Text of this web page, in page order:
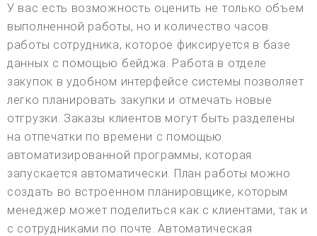
У вас есть возможность оценить не только объем
выполненной работы, но и количество часов
работы сотрудника, которое фиксируется в базе
данных с помощью бейджа. Работа в отделе
закупок в удобном интерфейсе системы позволяет
легко планировать закупки и отмечать новые
отгрузки. Заказы клиентов могут быть разделены
на отпечатки по времени с помощью
автоматизированной программы, которая
запускается автоматически. План работы можно
создать во встроенном планировщике, которым
менеджер может поделиться как с клиентами, так и
с сотрудниками по почте. Автоматическая